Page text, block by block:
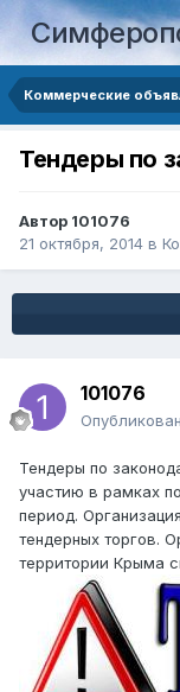
Коммерческие
Тендеры по
Автор 101076
21 октября, 2014 в
101076
Тендеры по
участию в рамках
период.
тендерных торгов.
территории Крыма